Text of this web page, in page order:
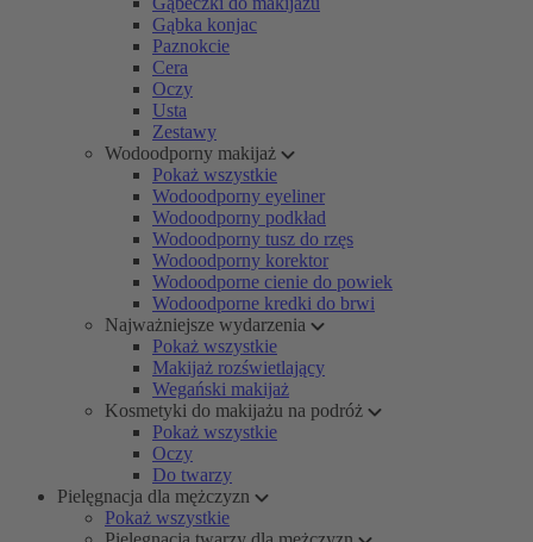
Gąbka konjac
Paznokcie
Cera
Oczy
Usta
Zestawy
Wodoodporny makijaż
Pokaż wszystkie
Wodoodporny eyeliner
Wodoodporny podkład
Wodoodporny tusz do rzęs
Wodoodporny korektor
Wodoodporne cienie do powiek
Wodoodporne kredki do brwi
Najważniejsze wydarzenia
Pokaż wszystkie
Makijaż rozświetlający
Wegański makijaż
Kosmetyki do makijażu na podróż
Pokaż wszystkie
Oczy
Do twarzy
Pielęgnacja dla mężczyzn
Pokaż wszystkie